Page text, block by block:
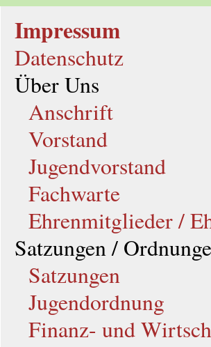
Impressum
Datenschutz
Über Uns
Anschrift
Vorstand
Jugendvorstand
Fachwarte
Ehrenmitglieder /
Satzungen /
Satzungen
Jugendordnung
Finanz- und